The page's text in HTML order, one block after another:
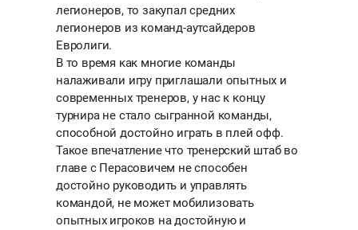
легионеров, то закупал средних
легионеров из команд-аутсайдеров
Евролиги.
В то время как многие команды
налаживали игру приглашали опытных и
современных тренеров, у нас к концу
турнира не стало сыгранной команды,
способной достойно играть в плей офф.
Такое впечатление что тренерский штаб во
главе с Перасовичем не способен
достойно руководить и управлять
командой, не может мобилизовать
опытных игроков на достойную и